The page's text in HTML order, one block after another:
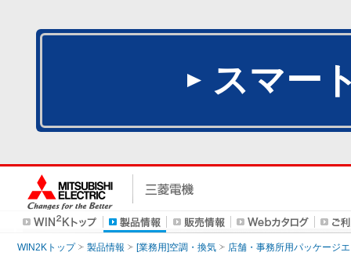
スマー
WIN2Kトップ 製品情報 [業務用]空調・換気 店舗・事務所用パッケージ